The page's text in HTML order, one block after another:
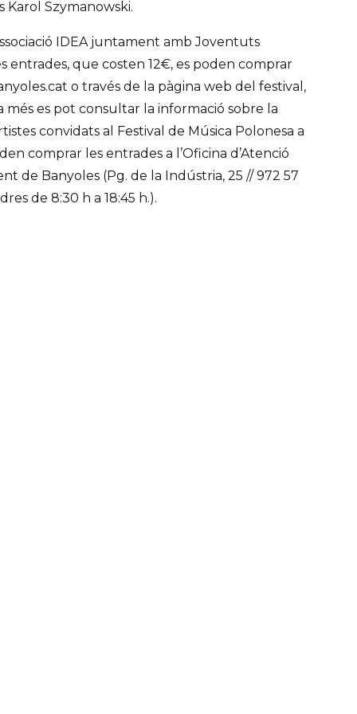
Szymanowski.
IDEA juntament amb Joventuts
entrades, que costen 12€, es poden comprar
o través de la pàgina web del festival,
més es pot consultar la informació sobre la
convidats al Festival de Música Polonesa a
comprar les entrades a l’Oficina d’Atenció
de Banyoles (Pg. de la Indústria, 25 // 972 57
de 8:30 h a 18:45 h.).